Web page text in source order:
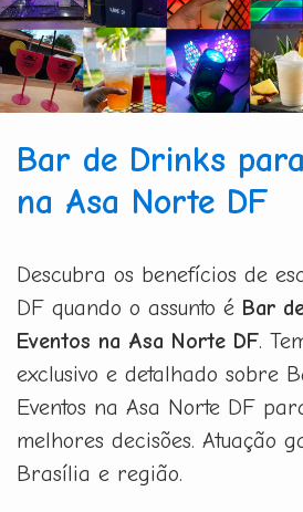
Bar de Drinks
na Asa Norte DF
Descubra os benefícios de
DF quando o assunto é Bar
Eventos na Asa Norte DF.
exclusivo e detalhado sobre
Eventos na Asa Norte DF
melhores decisões. Atuação
Brasília e região.